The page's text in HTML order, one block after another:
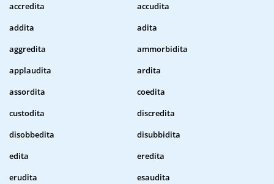
accredita
accudita
addita
adita
aggredita
ammorbidita
applaudita
ardita
assordita
coedita
custodita
discredita
disobbedita
disubbidita
edita
eredita
erudita
esaudita